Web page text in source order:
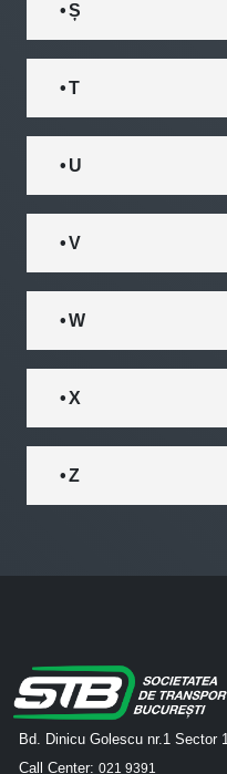
• Ș
• T
• U
• V
• W
• X
• Z
Bd. Dinicu Golescu nr.1 Sector 1
Call Center: 021 9391